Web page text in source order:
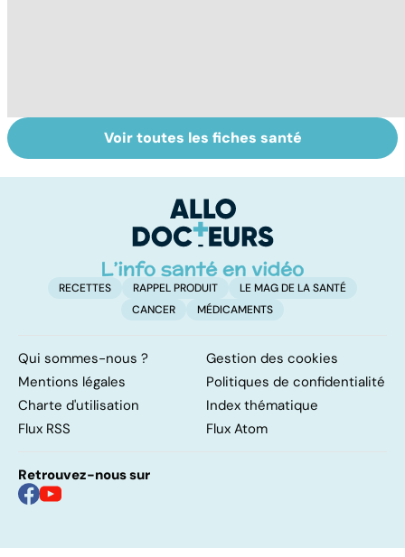
Timidité : ça se
soigne ?
En finir avec ses
complexes
Voir toutes les fiches santé
RECETTES RAPPEL PRODUIT
LE MAG DE LA SANTÉ
CANCER
MÉDICAMENTS
Qui sommes-nous ?
Gestion des cookies
Mentions légales
Politiques de confidentialité
Charte d'utilisation
Index thématique
Flux RSS
Flux Atom
Retrouvez-nous sur